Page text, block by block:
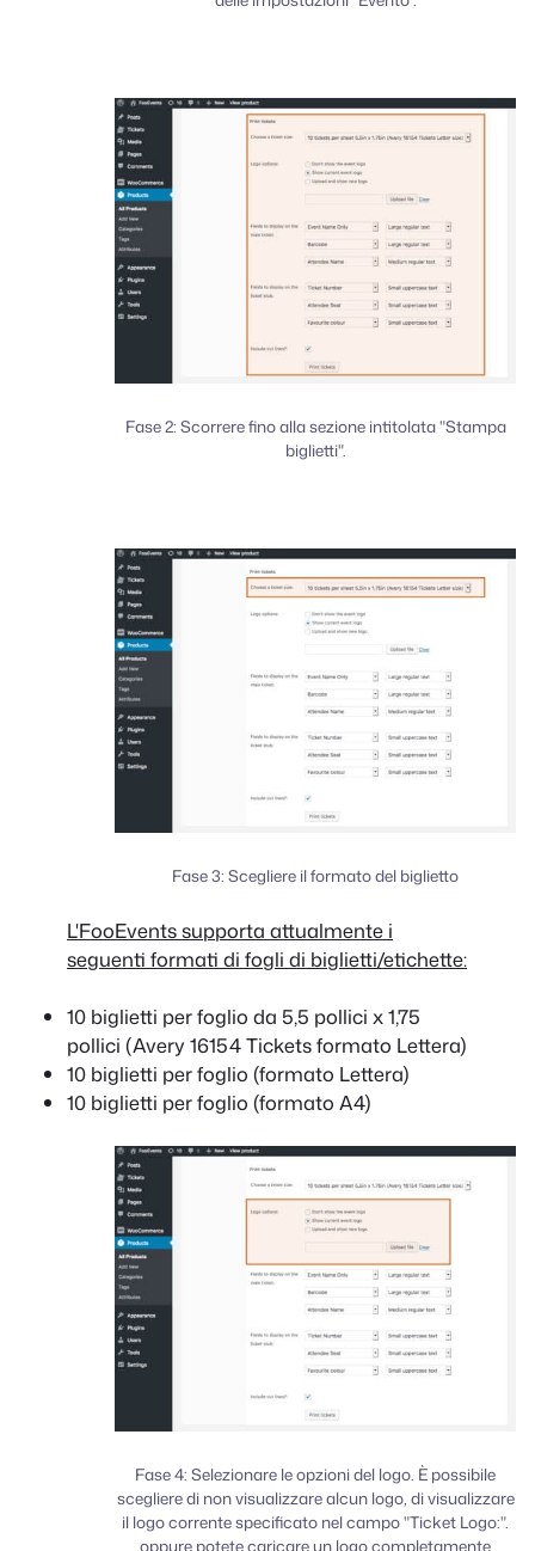
Fase 2: Scorrere fino alla sezione intitolata "Stampa
biglietti".
Fase 3: Scegliere il formato del biglietto
L'FooEvents supporta attualmente i
seguenti formati di fogli di biglietti/etichette:
10 biglietti per foglio da 5,5 pollici x 1,75
pollici (Avery 16154 Tickets formato Lettera)
10 biglietti per foglio (formato Lettera)
10 biglietti per foglio (formato A4)
Fase 4: Selezionare le opzioni del logo. È possibile
scegliere di non visualizzare alcun logo, di visualizzare
il logo corrente specificato nel campo "Ticket Logo:".
oppure potete caricare un logo completamente